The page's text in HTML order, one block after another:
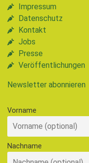
Impressum
Datenschutz
Kontakt
Jobs
Presse
Veröffentlichungen
Newsletter abonnieren
Vorname
Nachname